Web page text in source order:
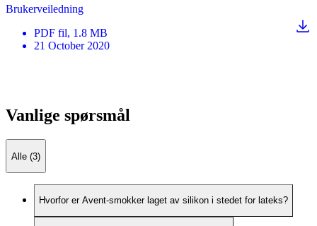
Brukerveiledning
PDF fil, 1.8 MB
21 October 2020
Vanlige spørsmål
Alle (3)
Hvorfor er Avent-smokker laget av silikon i stedet for lateks?